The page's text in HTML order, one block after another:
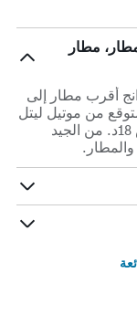
مطار
أقرب مطار إلى
من موتيل ليتل
بوي بلو إلى مطار جون واين - أورانج هو 0س 18د. من الجيد